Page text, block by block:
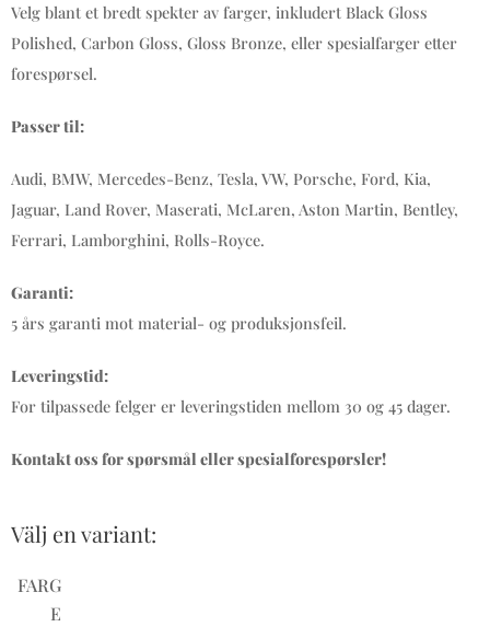
Velg blant et bredt spekter av farger, inkludert Black Gloss
Polished, Carbon Gloss, Gloss Bronze, eller spesialfarger etter
forespørsel.
Passer til:
Audi, BMW, Mercedes-Benz, Tesla, VW, Porsche, Ford, Kia,
Jaguar, Land Rover, Maserati, McLaren, Aston Martin, Bentley,
Ferrari, Lamborghini, Rolls-Royce.
Garanti:
5 års garanti mot material- og produksjonsfeil.
Leveringstid:
For tilpassede felger er leveringstiden mellom 30 og 45 dager.
Kontakt oss for spørsmål eller spesialforespørsler!
Välj en variant:
FARG
E